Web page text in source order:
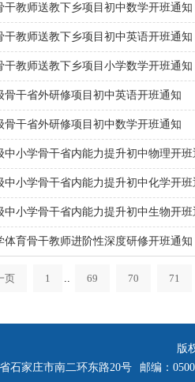
干教师送教下乡项目初中数学开班通知
干教师送教下乡项目初中英语开班通知
干教师送教下乡项目小学数学开班通知
骨干省外研修项目初中英语开班通知
骨干省外研修项目初中数学开班通知
中小学骨干省内能力提升初中物理开班
中小学骨干省内能力提升初中化学开班
中小学骨干省内能力提升初中生物开班
体育骨干教师进阶性深度研修开班通知
页 1 69 70 71
版
石家庄市南二环东路20号
邮编：